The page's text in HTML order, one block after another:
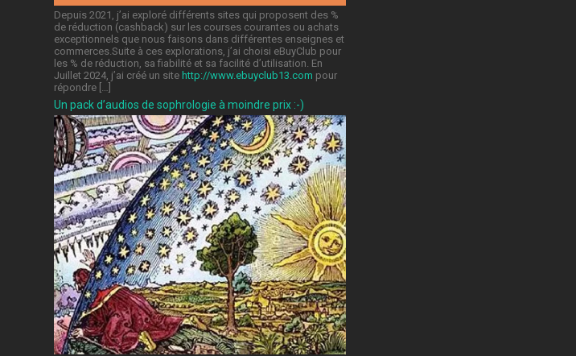
Depuis 2021, j’ai exploré différents sites qui proposent des %
de réduction (cashback) sur les courses courantes ou achats
exceptionnels que nous faisons dans différentes enseignes et
commerces.Suite à ces explorations, j’ai choisi eBuyClub pour
les % de réduction, sa fiabilité et sa facilité d’utilisation. En
Juillet 2024, j’ai créé un site http://www.ebuyclub13.com pour
répondre […]
Un pack d’audios de sophrologie à moindre prix :-)